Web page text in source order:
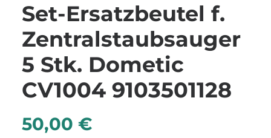
Set-Ersatzbeutel f.
Zentralstaubsauger
5 Stk. Dometic
CV1004 9103501128
50,00 €